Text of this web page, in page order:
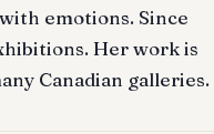
emotions. Since
Her work is
Canadian galleries.